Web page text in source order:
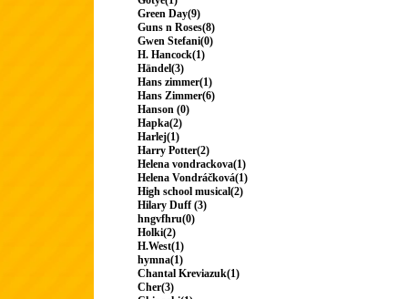
Green Day(9)
Guns n Roses(8)
Gwen Stefani(0)
H. Hancock(1)
Händel(3)
Hans zimmer(1)
Hans Zimmer(6)
Hanson (0)
Hapka(2)
Harlej(1)
Harry Potter(2)
Helena vondrackova(1)
Helena Vondráčková(1)
High school musical(2)
Hilary Duff (3)
hngvfhru(0)
Holki(2)
H.West(1)
hymna(1)
Chantal Kreviazuk(1)
Cher(3)